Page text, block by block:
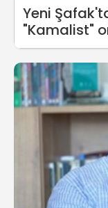
Yeni
"Kamalist"
çıkarmayın!